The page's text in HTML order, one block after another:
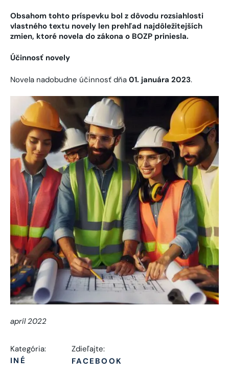
Obsahom tohto príspevku bol z dôvodu rozsiahlosti
vlastného textu novely len prehľad najdôležitejších
zmien, ktoré novela do zákona o BOZP priniesla.
Účinnosť novely
Novela nadobudne účinnosť dňa 01. januára 2023.
apríl 2022
Kategória:
INÉ
Zdieľajte:
FACEBOOK